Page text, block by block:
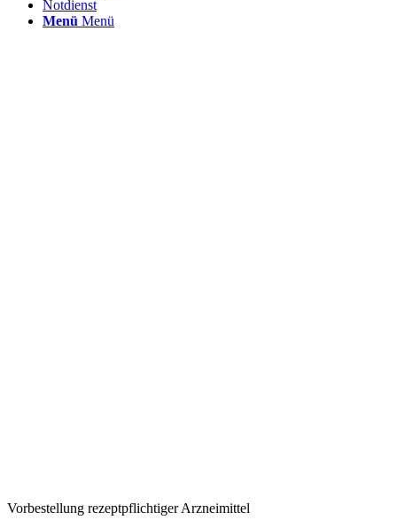
Notdienst
Menü Menü
Vorbestellung rezeptpflichtiger Arzneimittel